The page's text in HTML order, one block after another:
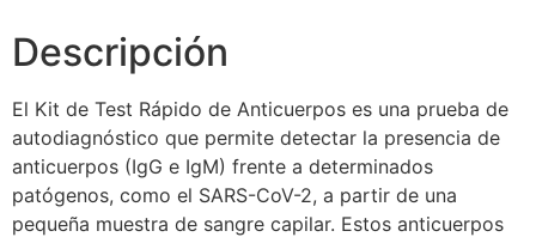
Descripción
El Kit de Test Rápido de Anticuerpos es una prueba de
autodiagnóstico que permite detectar la presencia de
anticuerpos (IgG e IgM) frente a determinados
patógenos, como el SARS-CoV-2, a partir de una
pequeña muestra de sangre capilar. Estos anticuerpos